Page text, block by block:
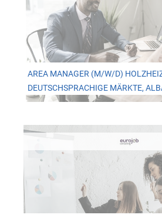
AREA MANAGER (M/W/D)
DEUTSCHSPRACHIGE MÄRKTE,